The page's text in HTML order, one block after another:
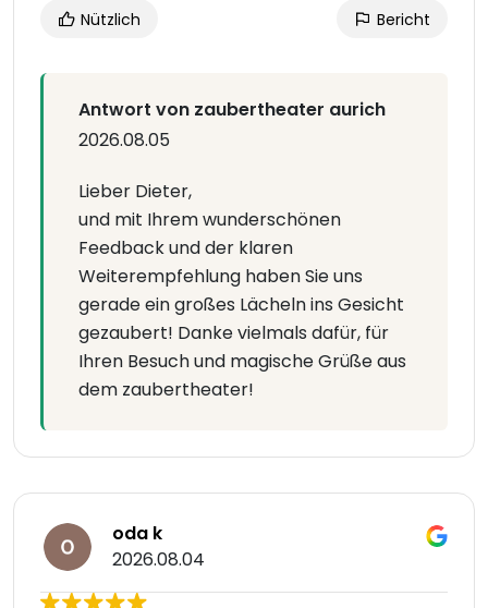
Nützlich Bericht
Antwort von zaubertheater aurich
2026.08.05
Lieber Dieter,
und mit Ihrem wunderschönen
Feedback und der klaren
Weiterempfehlung haben Sie uns
gerade ein großes Lächeln ins Gesicht
gezaubert! Danke vielmals dafür, für
Ihren Besuch und magische Grüße aus
dem zaubertheater!
oda k
2026.08.04